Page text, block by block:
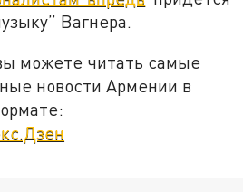
Вагнера.
можете читать самые
новости Армении в